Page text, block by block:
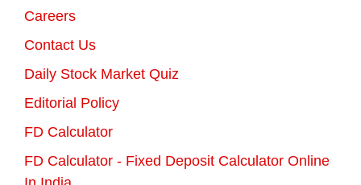
Careers
Contact Us
Daily Stock Market Quiz
Editorial Policy
FD Calculator
FD Calculator - Fixed Deposit Calculator Online